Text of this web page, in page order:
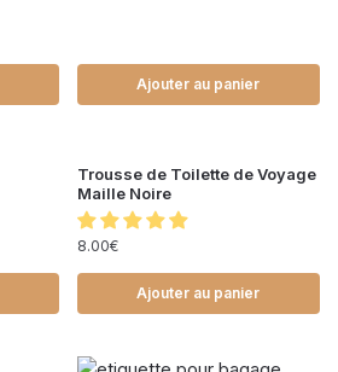
Ajouter au panier
Trousse de Toilette de Voyage
Maille Noire
8.00€
Ajouter au panier